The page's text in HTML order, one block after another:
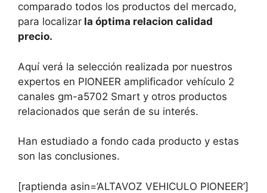
comparado todos los productos del mercado,
para localizar la óptima relacion calidad
precio.
Aquí verá la selección realizada por nuestros
expertos en PIONEER amplificador vehículo 2
canales gm-a5702 Smart y otros productos
relacionados que serán de su interés.
Han estudiado a fondo cada producto y estas
son las conclusiones.
[raptienda asin=’ALTAVOZ VEHICULO PIONEER’]